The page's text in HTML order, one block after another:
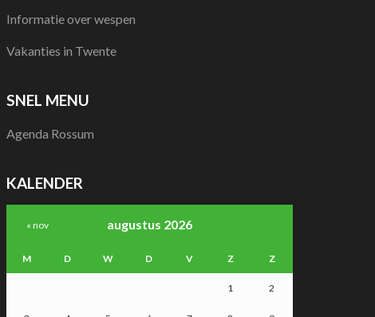
Informatie over wespen
Vakanties in Twente
SNEL MENU
Agenda Rossum
KALENDER
augustus 2026
M D W D V Z Z
1 2
« nov